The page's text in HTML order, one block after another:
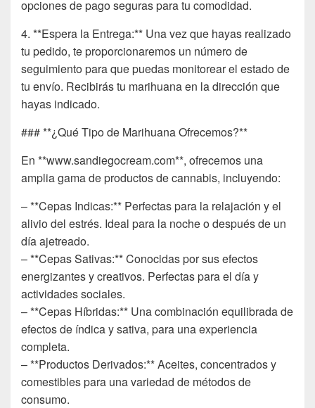
opciones de pago seguras para tu comodidad.
4. **Espera la Entrega:** Una vez que hayas realizado
tu pedido, te proporcionaremos un número de
seguimiento para que puedas monitorear el estado de
tu envío. Recibirás tu marihuana en la dirección que
hayas indicado.
### **¿Qué Tipo de Marihuana Ofrecemos?**
En **www.sandiegocream.com**, ofrecemos una
amplia gama de productos de cannabis, incluyendo:
– **Cepas Indicas:** Perfectas para la relajación y el
alivio del estrés. Ideal para la noche o después de un
día ajetreado.
– **Cepas Sativas:** Conocidas por sus efectos
energizantes y creativos. Perfectas para el día y
actividades sociales.
– **Cepas Híbridas:** Una combinación equilibrada de
efectos de índica y sativa, para una experiencia
completa.
– **Productos Derivados:** Aceites, concentrados y
comestibles para una variedad de métodos de
consumo.